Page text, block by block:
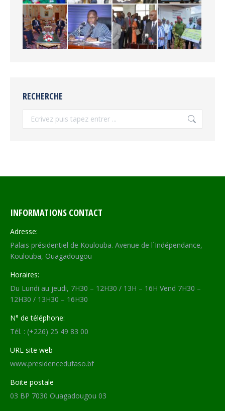
RECHERCHE
INFORMATIONS CONTACT
Adresse:
Palais présidentiel de Koulouba. Avenue de l´Indépendance,
Koulouba, Ouagadougou
Horaires:
Du Lundi au jeudi, 7H30 – 12H30 / 13H – 16H Vend 7H30 –
12H30 / 13H30 – 16H30
N° de téléphone:
Tél. : (+226) 25 49 83 00
URL site web
www.presidencedufaso.bf
Boite postale
03 BP 7030 Ouagadougou 03